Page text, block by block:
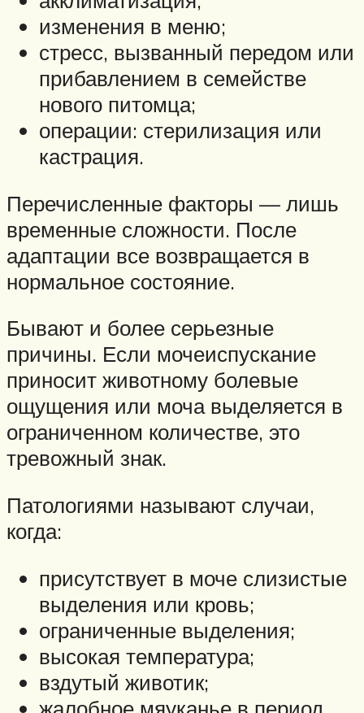
изменения в меню;
стресс, вызванный передом или
прибавлением в семействе
нового питомца;
операции: стерилизация или
кастрация.
Перечисленные факторы — лишь
временные сложности. После
адаптации все возвращается в
нормальное состояние.
Бывают и более серьезные
причины. Если мочеиспускание
приносит животному болевые
ощущения или моча выделяется в
ограниченном количестве, это
тревожный знак.
Патологиями называют случаи,
когда:
присутствует в моче слизистые
выделения или кровь;
ограниченные выделения;
высокая температура;
вздутый животик;
жалобное мяуканье в период